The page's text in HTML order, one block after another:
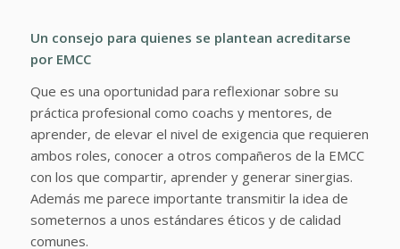
Un consejo para quienes se plantean acreditarse
por EMCC
Que es una oportunidad para reflexionar sobre su
práctica profesional como coachs y mentores, de
aprender, de elevar el nivel de exigencia que requieren
ambos roles, conocer a otros compañeros de la EMCC
con los que compartir, aprender y generar sinergias.
Además me parece importante transmitir la idea de
someternos a unos estándares éticos y de calidad
comunes.